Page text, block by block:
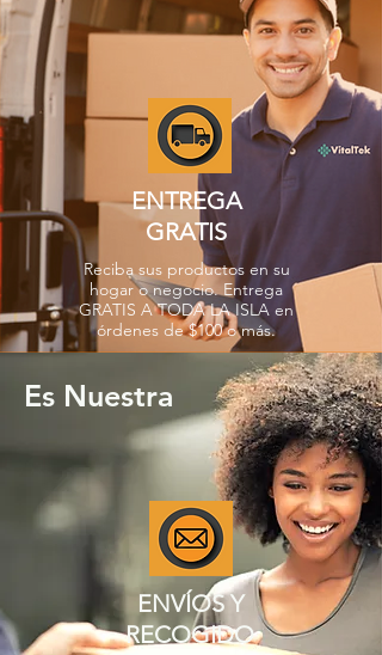
ENTREGA
GRATIS
Reciba sus productos en su
hogar o negocio. Entrega
GRATIS A TODA LA ISLA en
órdenes de $100 o más.
Es Nuestra
ENVÍOS Y
RECOGIDO